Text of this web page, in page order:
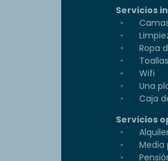
Servicios
Ropa
Toallas
Wifi
Una
Caja
Servicios
Media